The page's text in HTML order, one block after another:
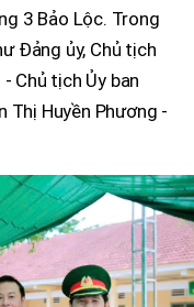
3 Bảo Lộc. Trong
Đảng ủy, Chủ tịch
Chủ tịch Ủy ban
Thị Huyền Phương -